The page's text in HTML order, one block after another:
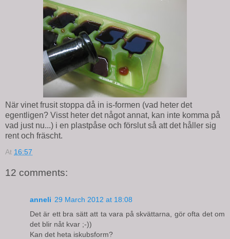
När vinet frusit stoppa då in is-formen (vad heter det
egentligen? Visst heter det något annat, kan inte komma på
vad just nu...) i en plastpåse och förslut så att det håller sig
rent och fräscht.
At 16:57
12 comments:
anneli 29 March 2012 at 18:08
Det är ett bra sätt att ta vara på skvättarna, gör ofta det om
det blir nåt kvar ;-))
Kan det heta iskubsform?